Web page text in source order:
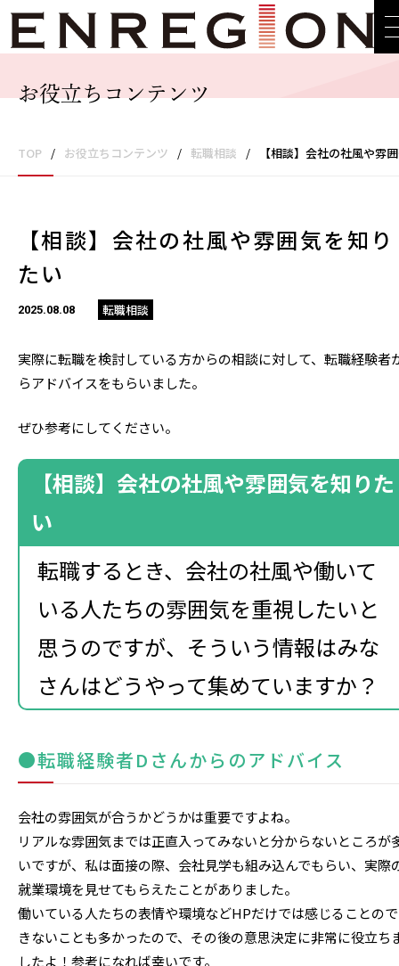
お役立ちコンテンツ
TOP / お役立ちコンテンツ / 転職相談 / 【相談】会社の社風や雰囲気を知りたい
【相談】会社の社風や雰囲気を知り
たい
2025.08.08 転職相談
実際に転職を検討している方からの相談に対して、転職経験者
らアドバイスをもらいました。
ぜひ参考にしてください。
【相談】会社の社風や雰囲気を知りた
い
転職するとき、会社の社風や働いて
いる人たちの雰囲気を重視したいと
思うのですが、そういう情報はみな
さんはどうやって集めていますか？
●転職経験者Dさんからのアドバイス
会社の雰囲気が合うかどうかは重要ですよね。
リアルな雰囲気までは正直入ってみないと分からないところが
いですが、私は面接の際、会社見学も組み込んでもらい、実際
就業環境を見せてもらえたことがありました。
働いている人たちの表情や環境などHPだけでは感じることので
きないことも多かったので、その後の意思決定に非常に役立ち
したよ！参考になれば幸いです。